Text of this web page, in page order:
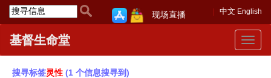
中文 English
现场直播
Toggle
基督生命堂
搜寻标签灵性 (1 个信息搜寻到)